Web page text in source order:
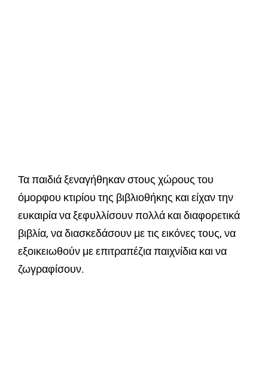
Τα παιδιά ξεναγήθηκαν στους χώρους του
όμορφου κτιρίου της βιβλιοθήκης και είχαν την
ευκαιρία να ξεφυλλίσουν πολλά και διαφορετικά
βιβλία, να διασκεδάσουν με τις εικόνες τους, να
εξοικειωθούν με επιτραπέζια παιχνίδια και να
ζωγραφίσουν.